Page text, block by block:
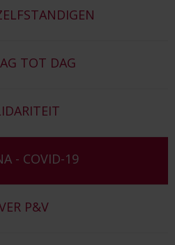
TOT DAG
- COVID-19
P&V